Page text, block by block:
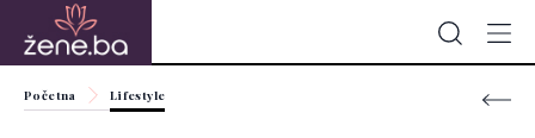
Početna Lifestyle